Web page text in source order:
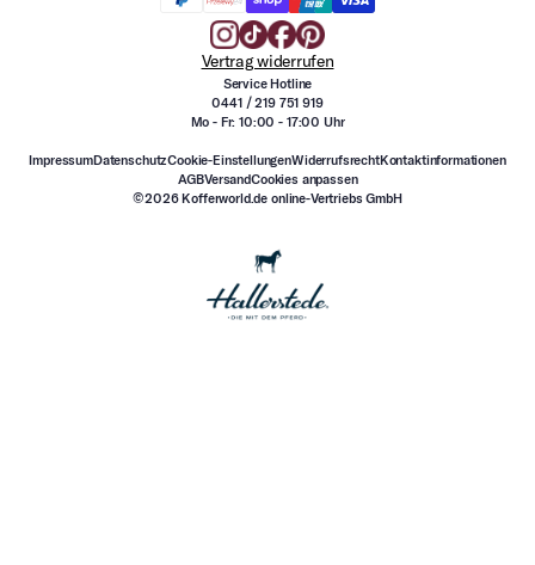
Vertrag widerrufen
Service Hotline
0441 / 219 751 919
Mo - Fr: 10:00 - 17:00 Uhr
ImpressumDatenschutzCookie-EinstellungenWiderrufsrechtKontaktinformationen
AGBVersandCookies anpassen
©2026 Kofferworld.de online-Vertriebs GmbH